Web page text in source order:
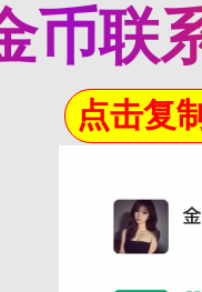
币联
点击复